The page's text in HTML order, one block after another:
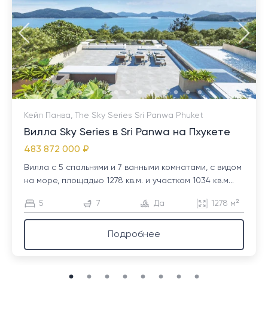
Кейп Панва, The Sky Series Sri Panwa Phuket
Вилла Sky Series в Sri Panwa на Пхукете
483 872 000 ₽
Вилла с 5 спальнями и 7 ванными комнатами, с видом
на море, площадью 1278 кв.м. и участком 1034 кв.м...
5 7 Да 1278 м²
Подробнее